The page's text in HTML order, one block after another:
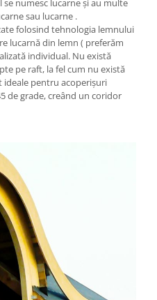
numesc lucarne și au multe
sau lucarne .
folosind tehnologia lemnului
lucarnă din lemn ( preferăm
individual. Nu există
pe raft, la fel cum nu există
ideale pentru acoperișuri
de grade, creând un coridor